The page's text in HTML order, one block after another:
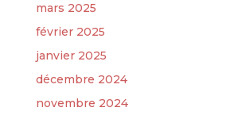
mars 2025
février 2025
janvier 2025
décembre 2024
novembre 2024